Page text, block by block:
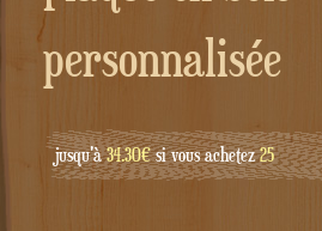
personnalisée
jusqu'à34.30€si vous achetez25